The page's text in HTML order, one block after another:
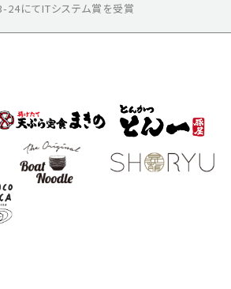
にてITシステム賞を受賞